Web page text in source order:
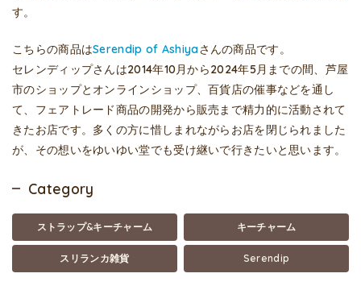
す。
こちらの商品はSerendip of Ashiyaさんの商品です。
セレンディップさんは2014年10月から2024年5月までの間、芦屋
市のショップとオンラインショップ、百貨店の催事などを通し
て、フェアトレード商品の開発から販売まで精力的に活動されて
きたお店です。多くの方に惜しまれながらお店を閉じられました
が、その想いをゆいゆい堂でも受け継いで行きたいと思います。
Category
ストラップ&キーチャーム キーチャーム
スリランカ雑貨 Serendip